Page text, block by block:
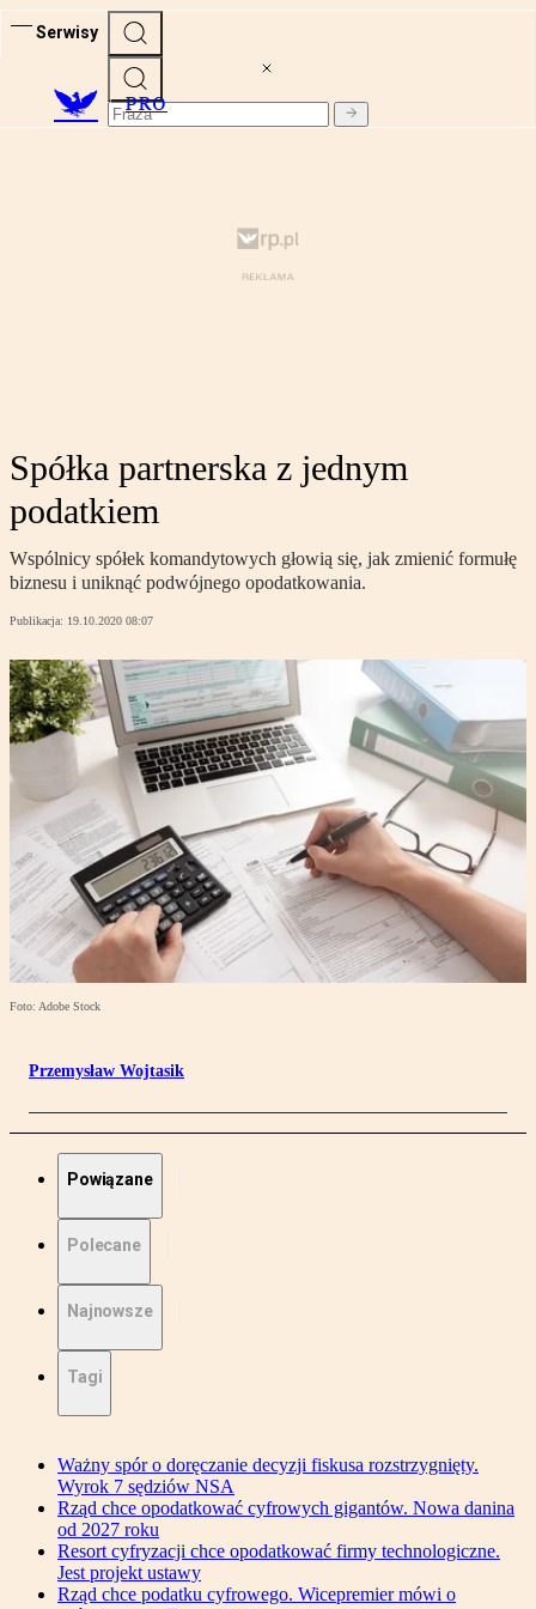
Serwisy
PRO
Spółka partnerska z jednym
podatkiem
Wspólnicy spółek komandytowych głowią się, jak zmienić formułę
biznesu i uniknąć podwójnego opodatkowania.
Publikacja: 19.10.2020 08:07
Foto: Adobe Stock
Przemysław Wojtasik
Powiązane
Polecane
Najnowsze
Tagi
Ważny spór o doręczanie decyzji fiskusa rozstrzygnięty.
Wyrok 7 sędziów NSA
Rząd chce opodatkować cyfrowych gigantów. Nowa danina
od 2027 roku
Resort cyfryzacji chce opodatkować firmy technologiczne.
Jest projekt ustawy
Rząd chce podatku cyfrowego. Wicepremier mówi o